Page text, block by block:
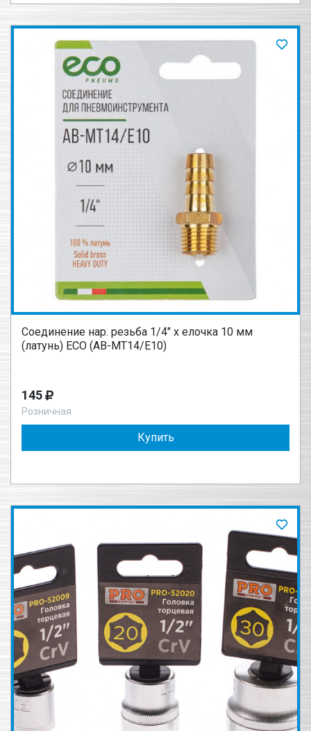
Соединение нар. резьба 1/4" х елочка 10 мм
(латунь) ECO (AB-MT14/E10)
145
Розничная
Купить